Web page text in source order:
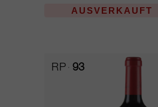
AUSVERKAUFT
RP 93